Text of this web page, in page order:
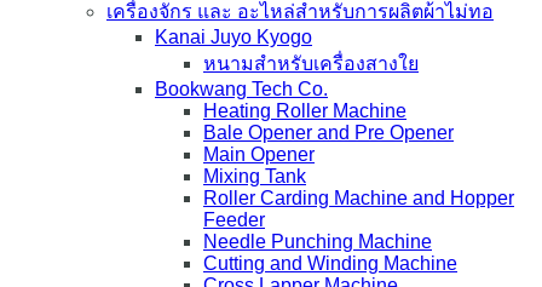
เครื่องจักร และ อะไหล่สำหรับการผลิตผ้าไม่ทอ
Kanai Juyo Kyogo
หนามสำหรับเครื่องสางใย
Bookwang Tech Co.
Heating Roller Machine
Bale Opener and Pre Opener
Main Opener
Mixing Tank
Roller Carding Machine and Hopper
Feeder
Needle Punching Machine
Cutting and Winding Machine